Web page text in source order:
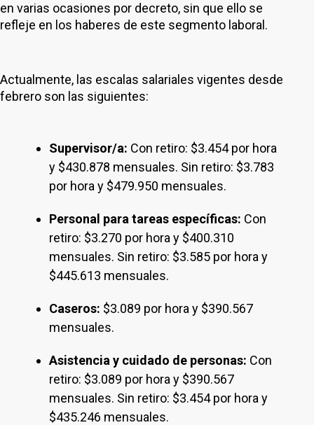
en varias ocasiones por decreto, sin que ello se
refleje en los haberes de este segmento laboral.
Actualmente, las escalas salariales vigentes desde
febrero son las siguientes:
Supervisor/a: Con retiro: $3.454 por hora
y $430.878 mensuales. Sin retiro: $3.783
por hora y $479.950 mensuales.
Personal para tareas específicas: Con
retiro: $3.270 por hora y $400.310
mensuales. Sin retiro: $3.585 por hora y
$445.613 mensuales.
Caseros: $3.089 por hora y $390.567
mensuales.
Asistencia y cuidado de personas: Con
retiro: $3.089 por hora y $390.567
mensuales. Sin retiro: $3.454 por hora y
$435.246 mensuales.